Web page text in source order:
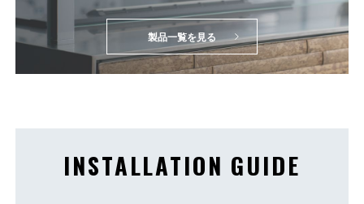
製品一覧を見る
INSTALLATION GUIDE